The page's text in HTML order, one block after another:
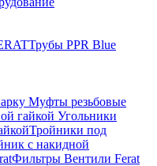
Трубы PPR Blue
Муфты резьбовые
гайкой Угольники
Тройники под
с накидной
Фильтры Вентили Ferat